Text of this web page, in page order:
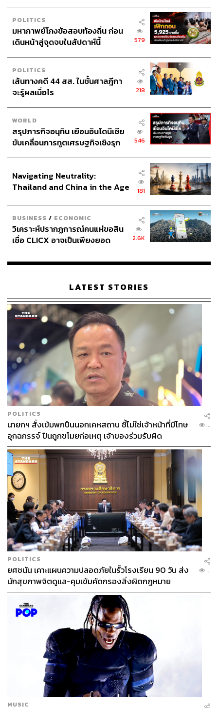
POLITICS
มหากาพย์โกงข้อสอบท้องถิ่น ก่อน
เดินหน้าสู่จุดจบในสัปดาห์นี้
579
POLITICS
เส้นทางคดี 44 สส. ในชั้นศาลฎีกา
จะรู้ผลเมื่อไร
218
WORLD
สรุปภารกิจอนุทิน เยือนอินโดนีเซีย
ขับเคลื่อนการทูตเศรษฐกิจเชิงรุก
546
Navigating Neutrality:
Thailand and China in the Age
181
BUSINESS / ECONOMIC
วิเคราะห์ปรากฏการณ์คนแห่ขอสิน
เชื่อ CLICX อาจเป็นเพียงยอด
เรือนไทยที่ถูกซุกไว้
2.6K
LATEST STORIES
POLITICS
นายกฯ สั่งเข้มพกปืนนอกเคหสถาน ชี้ไม่ใช่เจ้าหน้าที่มีโทษ
อุกฉกรรจ์ ปืนถูกขโมยก่อเหตุ เจ้าของร่วมรับผิด
...
POLITICS
ยศชนัน เคาะแผนความปลอดภัยในรั้วโรงเรียน 90 วัน ส่ง
นักสุขภาพจิตดูแล-คุมเข้มคัดกรองสิ่งผิดกฎหมาย
...
MUSIC